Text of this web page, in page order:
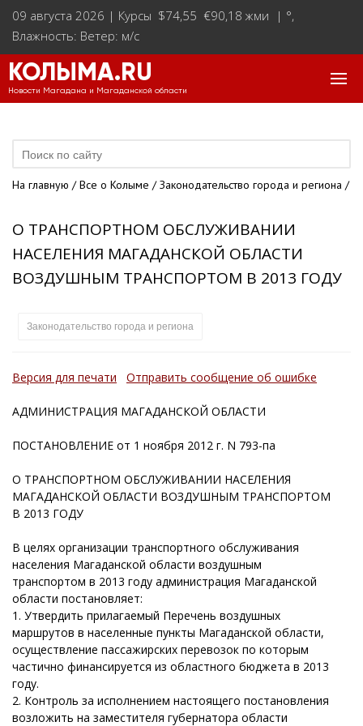
09 августа 2026 | Курсы $74,55 €90,18 жми | °,
Влажность: Ветер: м/с
КОЛЫМА.RU
Новости Магадана и Магаданской области
На главную /Все о Колыме /Законодательство города и региона /
О ТРАНСПОРТНОМ ОБСЛУЖИВАНИИ
НАСЕЛЕНИЯ МАГАДАНСКОЙ ОБЛАСТИ
ВОЗДУШНЫМ ТРАНСПОРТОМ В 2013 ГОДУ
Законодательство города и региона
Версия для печати Отправить сообщение об ошибке
АДМИНИСТРАЦИЯ МАГАДАНСКОЙ ОБЛАСТИ
ПОСТАНОВЛЕНИЕ от 1 ноября 2012 г. N 793-па
О ТРАНСПОРТНОМ ОБСЛУЖИВАНИИ НАСЕЛЕНИЯ
МАГАДАНСКОЙ ОБЛАСТИ ВОЗДУШНЫМ ТРАНСПОРТОМ
В 2013 ГОДУ
В целях организации транспортного обслуживания
населения Магаданской области воздушным
транспортом в 2013 году администрация Магаданской
области постановляет:
1. Утвердить прилагаемый Перечень воздушных
маршрутов в населенные пункты Магаданской области,
осуществление пассажирских перевозок по которым
частично финансируется из областного бюджета в 2013
году.
2. Контроль за исполнением настоящего постановления
возложить на заместителя губернатора области